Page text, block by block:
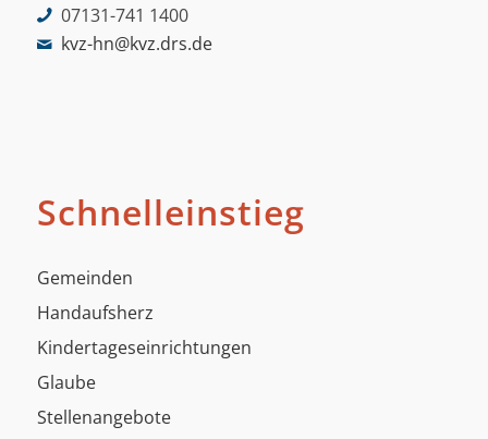
07131-741 1400
kvz-hn@kvz.drs.de
Schnelleinstieg
Gemeinden
Handaufsherz
Kindertageseinrichtungen
Glaube
Stellenangebote